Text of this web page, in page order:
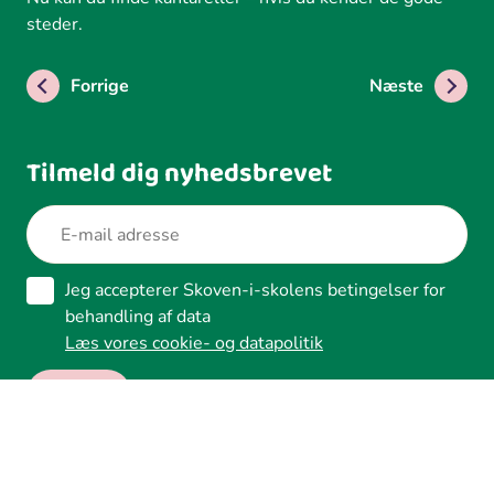
steder.
Forrige Næste
Tilmeld dig nyhedsbrevet
Jeg accepterer Skoven-i-skolens betingelser for
behandling af data
Læs vores cookie- og datapolitik